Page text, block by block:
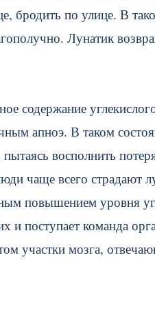
бродить по улице. В
Лунатик
содержание
апноэ. В таком
восполнить
чаще всего страдают
повышением уровня
и поступает команда
участки мозга,